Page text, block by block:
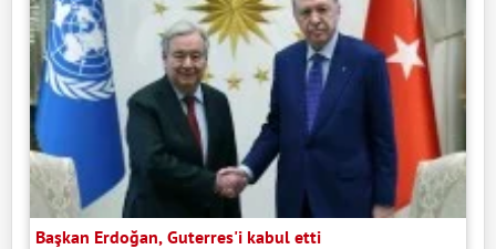
Başkan Erdoğan, Guterres'i kabul etti